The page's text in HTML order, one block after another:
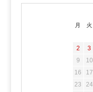
月 火
2
3
9
10
16
17
23
24